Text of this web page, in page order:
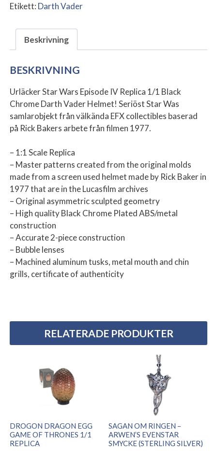
Chrome
Vader
Helmet
Etikett: Darth Vader
Beskrivning
BESKRIVNING
Urläcker Star Wars Episode IV Replica 1/1 Black
Chrome Darth Vader Helmet! Seriöst Star Was
samlarobjekt från välkända EFX collectibles baserad
på Rick Bakers arbete från filmen 1977.
– 1:1 Scale Replica
– Master patterns created from the original molds
made from a screen used helmet made by Rick Baker in
1977 that are in the Lucasfilm archives
– Original asymmetric sculpted geometry
– High quality Black Chrome Plated ABS/metal
construction
– Accurate 2-piece construction
– Bubble lenses
– Machined aluminum tusks, metal mouth and chin
grills, certificate of authenticity
RELATERADE PRODUKTER
DROGON DRAGON EGG
GAME OF THRONES 1/1
REPLICA
SAGAN OM RINGEN –
ARWEN’S EVENSTAR
SMYCKE (STERLING SILVER)